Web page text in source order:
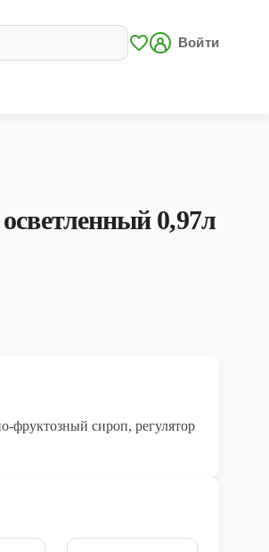
Войти
0,97л
фруктозный сироп, регулятор